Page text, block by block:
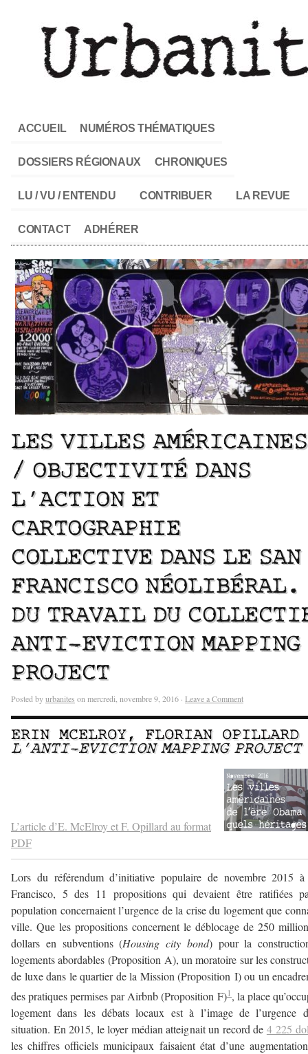
ACCUEIL NUMÉROS THÉMATIQUES
DOSSIERS RÉGIONAUX CHRONIQUES
LU / VU / ENTENDU CONTRIBUER LA REVUE
CONTACT ADHÉRER
LES VILLES AMÉRICAINES
/ OBJECTIVITÉ DANS
L’ACTION ET
CARTOGRAPHIE
COLLECTIVE DANS LE SAN
FRANCISCO NÉOLIBÉRAL.
DU TRAVAIL DU
ANTI-EVICTION MAPPING
PROJECT
Posted byurbanites on mercredi, novembre 9, 2016 · Leave a Comment
ERIN MCELROY, FLORIAN OPILLARD
L’ANTI-EVICTION MAPPING PROJECT
L’article d’E. McElroy et F. Opillard au format
PDF
Lors du référendum d’initiative populaire de novembre 2015
Francisco, 5 des 11 propositions qui devaient être ratifiées
population concernaient l’urgence de la crise du logement que
ville. Que les propositions concernent le déblocage de 250
dollars en subventions (Housing city bond) pour la
logements abordables (Proposition A), un moratoire sur les
de luxe dans le quartier de la Mission (Proposition I) ou un
des pratiques permises par Airbnb (Proposition F)1, la place
logement dans les débats locaux est à l’image de l’urgence
situation. En 2015, le loyer médian atteignait un record de 4 225
les chiffres officiels municipaux faisaient état d’une